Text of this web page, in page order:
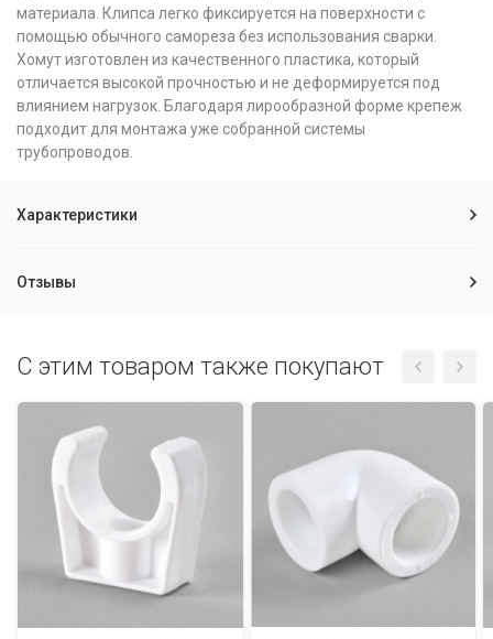
материала. Клипса легко фиксируется на поверхности с
помощью обычного самореза без использования сварки.
Хомут изготовлен из качественного пластика, который
отличается высокой прочностью и не деформируется под
влиянием нагрузок. Благодаря лирообразной форме крепеж
подходит для монтажа уже собранной системы
трубопроводов.
Характеристики
Отзывы
C этим товаром также покупают